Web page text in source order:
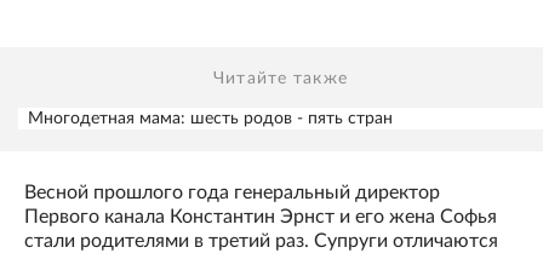
Читайте также
Многодетная мама: шесть родов - пять стран
Весной прошлого года генеральный директор
Первого канала Константин Эрнст и его жена Софья
стали родителями в третий раз. Супруги отличаются